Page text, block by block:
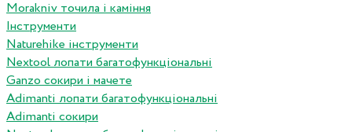
Morakniv точила і каміння
Інструменти
Naturehike інструменти
Nextool лопати багатофункціональні
Ganzo сокири і мачете
Adimanti лопати багатофункціональні
Adimanti сокири